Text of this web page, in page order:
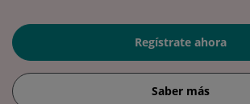
Regístrate ahora
Saber más